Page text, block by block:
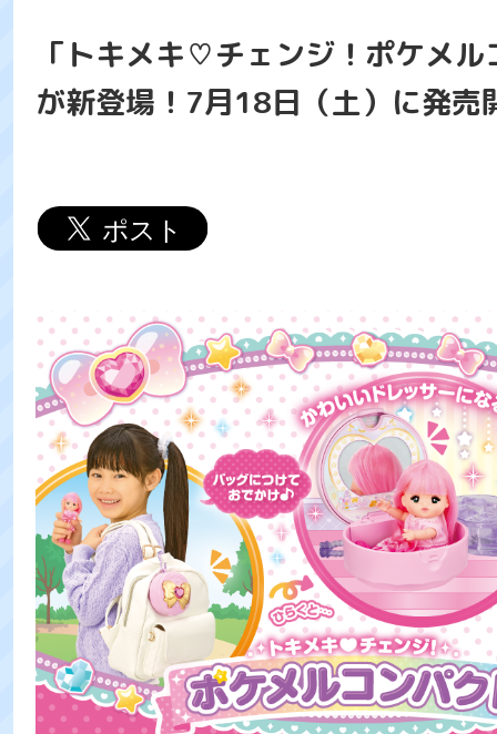
「トキメキ♡チェンジ！ポケメ
が新登場！7月18日（土）に発売